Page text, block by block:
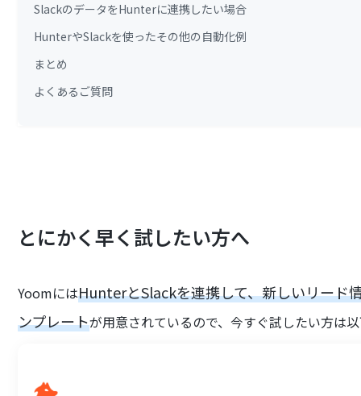
SlackのデータをHunterに連携したい場合
HunterやSlackを使ったその他の自動化例
まとめ
よくあるご質問
とにかく早く試したい方へ
YoomにはHunterとSlackを連携して、新しいリード
ンプレートが用意されているので、今すぐ試したい方は